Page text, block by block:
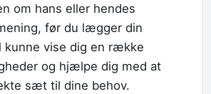
om hans eller hendes
før du lægger din
kunne vise dig en række
og hjælpe dig med at
sæt til dine behov.